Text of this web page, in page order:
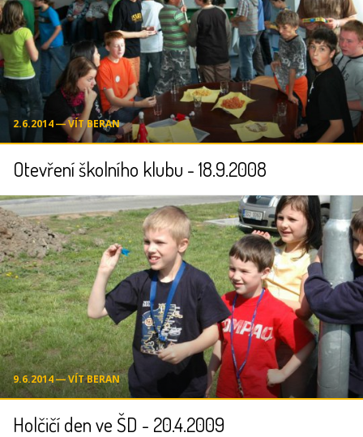
2.6.2014 ― VÍT BERAN
Otevření školního klubu - 18.9.2008
9.6.2014 ― VÍT BERAN
Holčičí den ve ŠD - 20.4.2009